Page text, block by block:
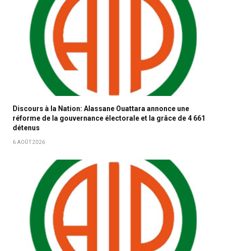
Discours à la Nation: Alassane Ouattara annonce une
réforme de la gouvernance électorale et la grâce de 4 661
détenus
6 AOÛT 2026